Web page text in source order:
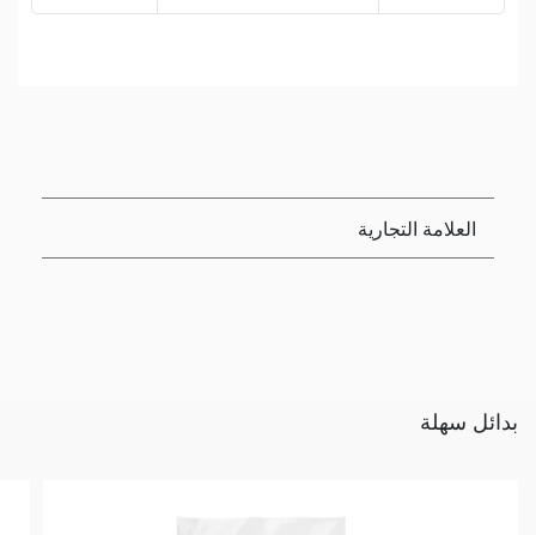
العلامة التجارية
بدائل سهلة